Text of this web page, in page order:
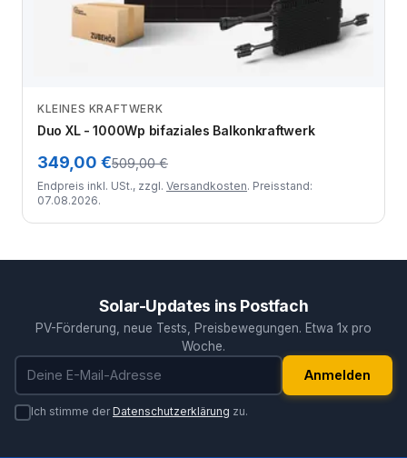
Zum Angebot
KLEINES KRAFTWERK
Duo XL - 1000Wp bifaziales Balkonkraftwerk
349,00 €509,00 €
Endpreis inkl. USt., zzgl. Versandkosten. Preisstand:
07.08.2026.
Solar-Updates ins Postfach
PV-Förderung, neue Tests, Preisbewegungen. Etwa 1x pro
Woche.
E-Mail-Adresse
Anmelden
Ich stimme derDatenschutzerklärung zu.